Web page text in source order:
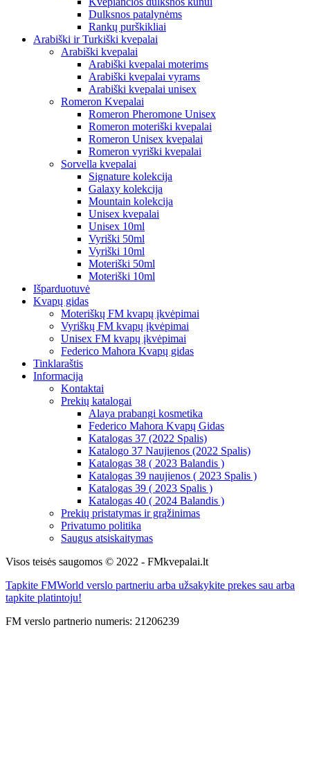
Dulksnos patalynėms
Rankų purškikliai
Arabiški ir Turkiški kvepalai
Arabiški kvepalai
Arabiški kvepalai moterims
Arabiški kvepalai vyrams
Arabiški kvepalai unisex
Romeron Kvepalai
Romeron Pheromone Unisex
Romeron moteriški kvepalai
Romeron Unisex kvepalai
Romeron vyriški kvepalai
Sorvella kvepalai
Signature kolekcija
Galaxy kolekcija
Mountain kolekcija
Unisex kvepalai
Unisex 10ml
Vyriški 50ml
Vyriški 10ml
Moteriški 50ml
Moteriški 10ml
Išparduotuvė
Kvapų gidas
Moteriškų FM kvapų įkvėpimai
Vyriškų FM kvapų įkvėpimai
Unisex FM kvapų įkvėpimai
Federico Mahora Kvapų gidas
Tinklaraštis
Informacija
Kontaktai
Prekių katalogai
Alaya prabangi kosmetika
Federico Mahora Kvapų Gidas
Katalogas 37 (2022 Spalis)
Katalogo 37 Naujienos (2022 Spalis)
Katalogas 38 ( 2023 Balandis )
Katalogas 39 naujienos ( 2023 Spalis )
Katalogas 39 ( 2023 Spalis )
Katalogas 40 ( 2024 Balandis )
Prekių pristatymas ir grąžinimas
Privatumo politika
Saugus atsiskaitymas
Visos teisės saugomos © 2022 - FMkvepalai.lt
Tapkite FMWorld verslo partneriu arba užsakykite prekes sau arba
tapkite platintoju!
FM verslo partnerio numeris: 21206239